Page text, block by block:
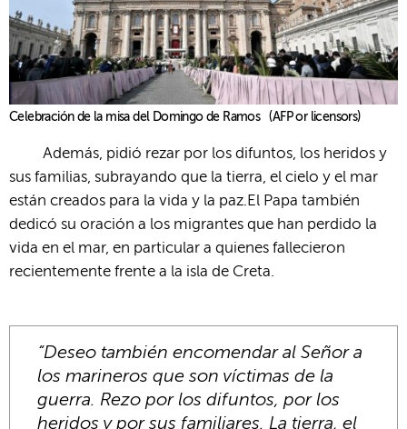
Celebración de la misa del Domingo de Ramos (AFP or licensors)
Además, pidió rezar por los difuntos, los heridos y
sus familias, subrayando que la tierra, el cielo y el mar
están creados para la vida y la paz.El Papa también
dedicó su oración a los migrantes que han perdido la
vida en el mar, en particular a quienes fallecieron
recientemente frente a la isla de Creta.
“Deseo también encomendar al Señor a
los marineros que son víctimas de la
guerra. Rezo por los difuntos, por los
heridos y por sus familiares. La tierra, el